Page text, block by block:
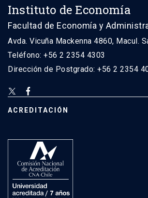
Instituto de Economía
Facultad de Economía y
Avda. Vicuña Mackenna 4860, Macul.
Teléfono: +56 2 2354 4303
Dirección de Postgrado: +56 2 2354
ACREDITACIÓN